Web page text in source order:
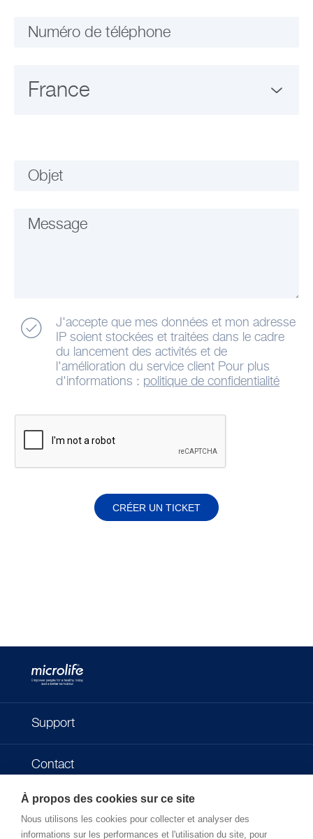
Numéro de téléphone
Objet
Message
J'accepte que mes données et mon adresse
IP soient stockées et traitées dans le cadre
du lancement des activités et de
l'amélioration du service client Pour plus
d'informations : politique de confidentialité
CRÉER UN TICKET
Support
Contact
Impressum
À propos des cookies sur ce site
Nous utilisons les cookies pour collecter et analyser des
informations sur les performances et l'utilisation du site, pour